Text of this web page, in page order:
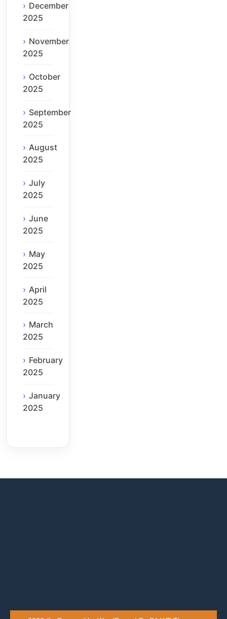
December
2025
November
2025
October
2025
September
2025
August
2025
July
2025
June
2025
May
2025
April
2025
March
2025
February
2025
January
2025